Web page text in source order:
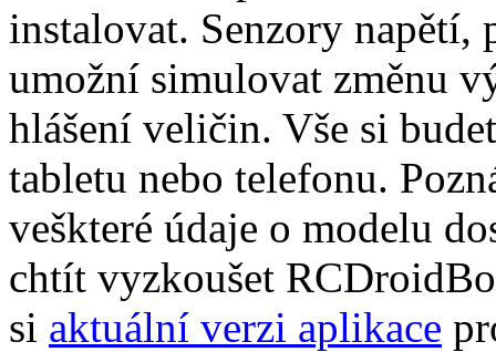
instalovat. Senzory
umožní simulovat změnu
hlášení veličin. Vše si
tabletu nebo telefonu.
veškteré údaje o modelu
chtít vyzkoušet
si aktuální verzi aplikace